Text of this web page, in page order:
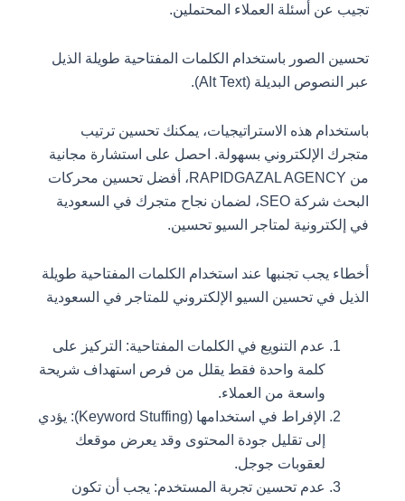
تجيب عن أسئلة العملاء المحتملين.
تحسين الصور باستخدام الكلمات المفتاحية طويلة الذيل
عبر النصوص البديلة (Alt Text).
باستخدام هذه الاستراتيجيات، يمكنك تحسين ترتيب
متجرك الإلكتروني بسهولة. احصل على استشارة مجانية
من RAPIDGAZAL AGENCY، أفضل تحسين محركات
البحث شركة SEO، لضمان نجاح متجرك في السعودية
في إلكترونية لمتاجر السيو تحسين.
أخطاء يجب تجنبها عند استخدام الكلمات المفتاحية طويلة
الذيل في تحسين السيو الإلكتروني للمتاجر في السعودية
عدم التنويع في الكلمات المفتاحية: التركيز على
كلمة واحدة فقط يقلل من فرص استهداف شريحة
واسعة من العملاء.
الإفراط في استخدامها (Keyword Stuffing): يؤدي
إلى تقليل جودة المحتوى وقد يعرض موقعك
لعقوبات جوجل.
عدم تحسين تجربة المستخدم: يجب أن تكون